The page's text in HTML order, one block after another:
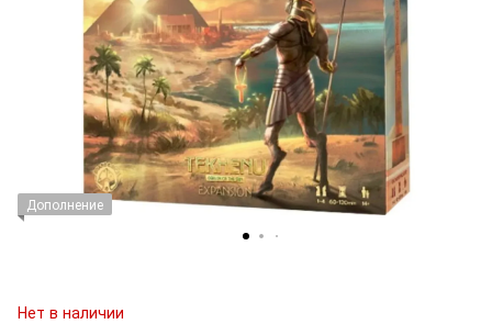
Дополнение
Нет в наличии